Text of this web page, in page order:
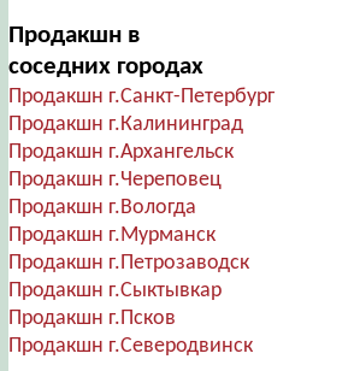
Продакшн в
соседних городах
Продакшн г.Санкт-Петербург
Продакшн г.Калининград
Продакшн г.Архангельск
Продакшн г.Череповец
Продакшн г.Вологда
Продакшн г.Мурманск
Продакшн г.Петрозаводск
Продакшн г.Сыктывкар
Продакшн г.Псков
Продакшн г.Северодвинск